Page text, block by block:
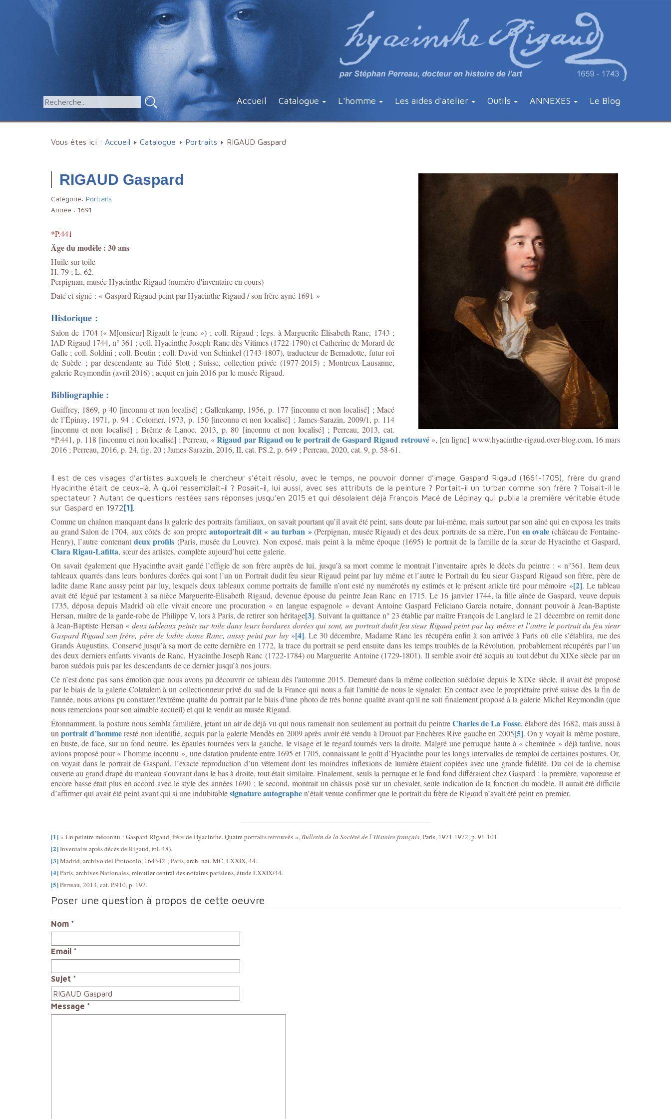
Accueil Catalogue L'homme Les aides d'atelier Outils ANNEXES Le Blog
Vous êtes ici : Accueil Catalogue Portraits RIGAUD Gaspard
RIGAUD Gaspard
Catégorie: Portraits
Année : 1691
*P.441
Âge du modèle : 30 ans
Huile sur toile
H. 79 ; L. 62.
Perpignan, musée Hyacinthe Rigaud (numéro d'inventaire en cours)
Daté et signé : « Gaspard Rigaud peint par Hyacinthe Rigaud / son frère ayné 1691 »
Historique :
Salon de 1704 (« M[onsieur] Rigault le jeune ») ; coll. Rigaud ; legs. à Marguerite Élisabeth Ranc, 1743 ;
IAD Rigaud 1744, n° 361 ; coll. Hyacinthe Joseph Ranc dès Vitimes (1722-1790) et Catherine de Morard de
Galle ; coll. Soldini ; coll. Boutin ; coll. David von Schinkel (1743-1807), traducteur de Bernadotte, futur roi
de Suède ; par descendante au Tidö Slott ; Suisse, collection privée (1977-2015) ; Montreux-Lausanne,
galerie Reymondin (avril 2016) ; acquit en juin 2016 par le musée Rigaud.
Bibliographie :
Guiffrey, 1869, p 40 [inconnu et non localisé] ; Gallenkamp, 1956, p. 177 [inconnu et non localisé] ; Macé
de l’Épinay, 1971, p. 94 ; Colomer, 1973, p. 150 [inconnu et non localisé] ; James-Sarazin, 2009/1, p. 114
[inconnu et non localisé] ; Brême & Lanoe, 2013, p. 80 [inconnu et non localisé] ; Perreau, 2013, cat.
*P.441, p. 118 [inconnu et non localisé] ; Perreau, «Rigaud par Rigaud ou le portrait de Gaspard Rigaud retrouvé», [en ligne] www.hyacinthe-rigaud.over-blog.com, 16 mars
2016 ; Perreau, 2016, p. 24, fig. 20 ; James-Sarazin, 2016, II, cat. PS.2, p. 649 ; Perreau, 2020, cat. 9, p. 58-61.
Il est de ces visages d’artistes auxquels le chercheur s’était résolu, avec le temps, ne pouvoir donner d’image. Gaspard Rigaud (1661-1705), frère du grand
Hyacinthe était de ceux-là. À quoi ressemblait-il ? Posait-il, lui aussi, avec ses attributs de la peinture ? Portait-il un turban comme son frère ? Toisait-il le
spectateur ? Autant de questions restées sans réponses jusqu’en 2015 et qui désolaient déjà François Macé de Lépinay qui publia la première véritable étude
sur Gaspard en 1972[1]
Comme un chaînon manquant dans la galerie des portraits familiaux, on savait pourtant qu’il avait été peint, sans doute par lui-même, mais surtout par son aîné qui en exposa les traits
au grand Salon de 1704, aux côtés de son propre autoportrait dit « au turban »(Perpignan, musée Rigaud) et des deux portraits de sa mère, l’un en ovale (château de Fontaine-
Henry), l’autre contenant deux profils (Paris, musée du Louvre). Non exposé, mais peint à la même époque (1695) le portrait de la famille de la sœur de Hyacinthe et Gaspard,
Clara Rigau-Lafitta, sœur des artistes, complète aujourd’hui cette galerie.
On savait également que Hyacinthe avait gardé l’effigie de son frère auprès de lui, jusqu’à sa mort comme le montrait l’inventaire après le décès du peintre : « n°361. Item deux
tableaux quarrés dans leurs bordures dorées qui sont l’un un Portrait dudit feu sieur Rigaud peint par luy même et l’autre le Portrait du feu sieur Gaspard Rigaud son frère, père de
ladite dame Ranc aussy peint par luy, lesquels deux tableaux comme portraits de famille n’ont esté ny numérotés ny estimés et le présent article tiré pour mémoire »[2]. Le tableau
avait été légué par testament à sa nièce Marguerite-Élisabeth Rigaud, devenue épouse du peintre Jean Ranc en 1715. Le 16 janvier 1744, la fille aînée de Gaspard, veuve depuis
1735, déposa depuis Madrid où elle vivait encore une procuration « en langue espagnole » devant Antoine Gaspard Feliciano Garcia notaire, donnant pouvoir à Jean-Baptiste
Hersan, maître de la garde-robe de Philippe V, lors à Paris, de retirer son héritage[3]. Suivant la quittance n° 23 établie par maître François de Langlard le 21 décembre on remit donc
à Jean-Baptiste Hersan « deux tableaux peints sur toile dans leurs bordures dorées qui sont, un portrait dudit feu sieur Rigaud peint par luy même et l’autre le portrait du feu sieur
Gaspard Rigaud son frère, père de ladite dame Ranc, aussy peint par luy»[4]. Le 30 décembre, Madame Ranc les récupéra enfin à son arrivée à Paris où elle s’établira, rue des
Grands Augustins. Conservé jusqu’à sa mort de cette dernière en 1772, la trace du portrait se perd ensuite dans les temps troublés de la Révolution, probablement récupérés par l’un
des deux derniers enfants vivants de Ranc, Hyacinthe Joseph Ranc (1722-1784) ou Marguerite Antoine (1729-1801). Il semble avoir été acquis au tout début du XIXe siècle par un
baron suédois puis par les descendants de ce dernier jusqu’à nos jours.
Ce n’est donc pas sans émotion que nous avons pu découvrir ce tableau dès l'automne 2015. Demeuré dans la même collection suédoise depuis le XIXe siècle, il avait été proposé
par le biais de la galerie Colatalem à un collectionneur privé du sud de la France qui nous a fait l'amitié de nous le signaler. En contact avec le propriétaire privé suisse dès la fin de
l'année, nous avions pu constater l'extrême qualité du portrait par le biais d'une photo de très bonne qualité avant qu'il ne soit finalement proposé à la galerie Michel Reymondin (que
nous remercions pour son aimable accueil) et qui le vendit au musée Rigaud.
Étonnamment, la posture nous sembla familière, jetant un air de déjà vu qui nous ramenait non seulement au portrait du peintreCharles de La Fosse, élaboré dès 1682, mais aussi à
unportrait d’hommeresté non identifié, acquis par la galerie Mendès en 2009 après avoir été vendu à Drouot par Enchères Rive gauche en 2005[5]. On y voyait la même posture,
en buste, de face, sur un fond neutre, les épaules tournées vers la gauche, le visage et le regard tournés vers la droite. Malgré une perruque haute à « cheminée » déjà tardive, nous
avions proposé pour « l’homme inconnu », une datation prudente entre 1695 et 1705, connaissant le goût d’Hyacinthe pour les longs intervalles de remploi de certaines postures. Or,
on voyait dans le portrait de Gaspard, l’exacte reproduction d’un vêtement dont les moindres inflexions de lumière étaient copiées avec une grande fidélité. Du col de la chemise
ouverte au grand drapé du manteau s’ouvrant dans le bas à droite, tout était similaire. Finalement, seuls la perruque et le fond fond différaient chez Gaspard : la première, vaporeuse et
encore basse était plus en accord avec le style des années 1690 ; le second, montrait un châssis posé sur un chevalet, seule indication de la fonction du modèle. Il aurait été difficile
d’affirmer qui avait été peint avant qui si une indubitablesignature autographen’était venue confirmer que le portrait du frère de Rigaud n’avait été peint en premier.
[1] « Un peintre méconnu : Gaspard Rigaud, frère de Hyacinthe. Quatre portraits retrouvés »,Bulletin de la Société de l’Histoire français, Paris, 1971-1972, p. 91-101.
[2]Inventaire après décès de Rigaud, fol. 48).
[3]Madrid, archivo del Protocolo, 164342 ; Paris, arch. nat. MC, LXXIX, 44.
[4]Paris, archives Nationales, minutier central des notaires parisiens, étude LXXIX/44.
[5]Perreau, 2013, cat. P.910, p. 197.
Poser une question à propos de cette oeuvre
Nom *
Email *
Sujet *
Message *